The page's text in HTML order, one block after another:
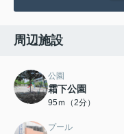
周辺施設
公園
霜下公園
95ｍ（2分）
プール